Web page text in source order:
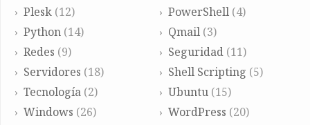
Plesk (12) PowerShell(4)
Python (14) Qmail(3)
Redes (9) Seguridad(11)
Servidores (18) Shell Scripting (5)
Tecnología (2) Ubuntu(15)
Windows (26) WordPress (20)